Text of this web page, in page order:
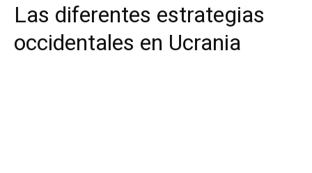
Las diferentes estrategias
occidentales en Ucrania